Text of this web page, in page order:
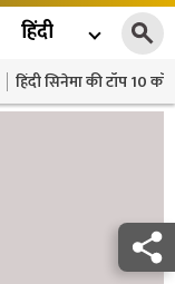
हिंदी
हिंदी सिनेमा की टॉप 10